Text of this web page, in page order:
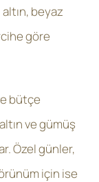
beyaz
göre
bütçe
ve gümüş
Özel günler,
için ise